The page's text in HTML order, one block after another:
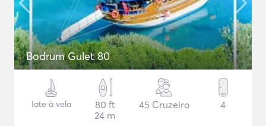
Bodrum Gulet 80
Iate à vela
80 ft
24 m
45 Cruzeiro 4